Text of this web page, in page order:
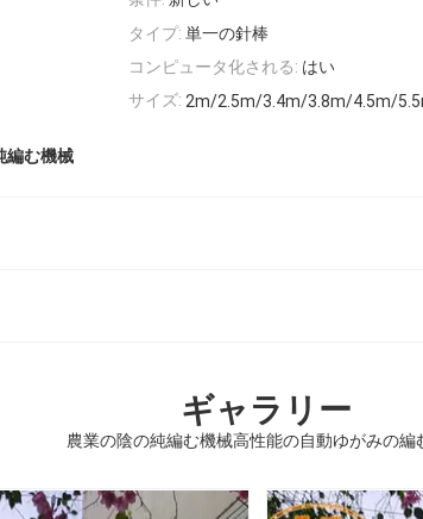
タイプ: 単一の針棒
コンピュータ化される: はい
サイズ: 2m/2.5m/3.4m/3.8m/4.5m/
編む機械
ギャラリー
農業の陰の純編む機械高性能の自動ゆがみの編